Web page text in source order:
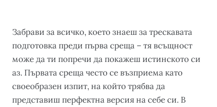
Забрави за всичко, което знаеш за трескавата
подготовка преди първа среща – тя всъщност
може да ти попречи да покажеш истинското си
аз. Първата среща често се възприема като
своеобразен изпит, на който трябва да
представиш перфектна версия на себе си. В